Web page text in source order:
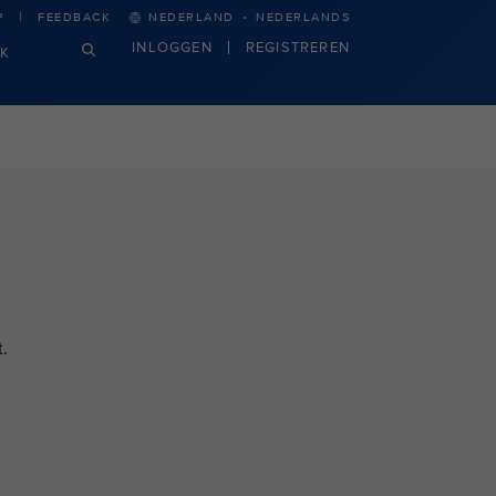
FEEDBACK NEDERLAND · NEDERLANDS
INLOGGEN REGISTREREN